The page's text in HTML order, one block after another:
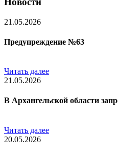
21.05.2026
Предупреждение №63
Читать далее
21.05.2026
В Архангельской области
Читать далее
20.05.2026